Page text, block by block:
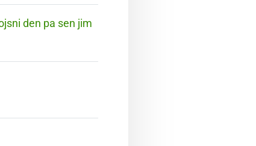
den pa sen jim